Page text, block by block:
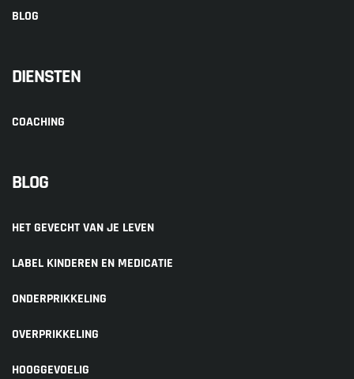
BLOG
DIENSTEN
COACHING
BLOG
HET GEVECHT VAN JE LEVEN
LABEL KINDEREN EN MEDICATIE
ONDERPRIKKELING
OVERPRIKKELING
HOOGGEVOELIG